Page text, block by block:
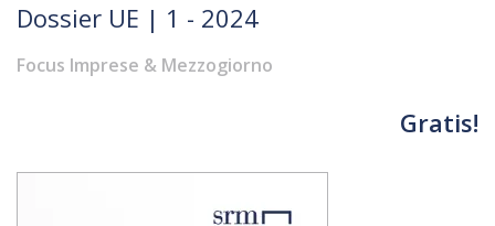
Dossier UE | 1 - 2024
Focus Imprese & Mezzogiorno
Gratis!